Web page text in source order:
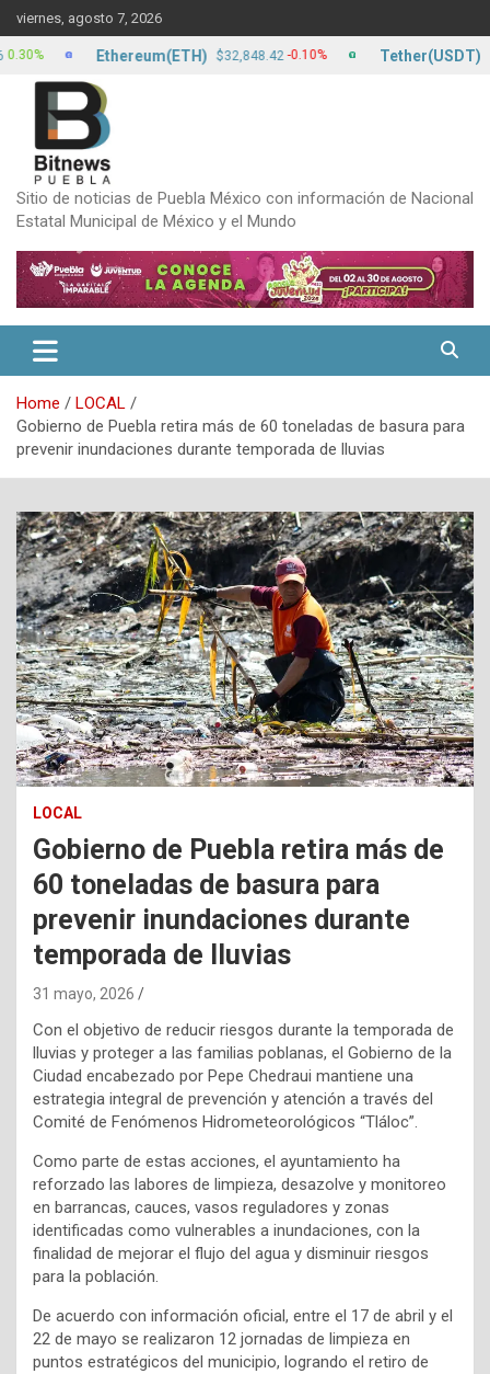
Skip
to
content
viernes, agosto 7, 2026
Sitio de noticias de Puebla México con información de Nacional
Estatal Municipal de México y el Mundo
Home
LOCAL
Gobierno de Puebla retira más de 60 toneladas de basura para
prevenir inundaciones durante temporada de lluvias
LOCAL
Gobierno de Puebla retira más de
60 toneladas de basura para
prevenir inundaciones durante
temporada de lluvias
31 mayo, 2026
Con el objetivo de reducir riesgos durante la temporada de
lluvias y proteger a las familias poblanas, el Gobierno de la
Ciudad encabezado por Pepe Chedraui mantiene una
estrategia integral de prevención y atención a través del
Comité de Fenómenos Hidrometeorológicos “Tláloc”.
Como parte de estas acciones, el ayuntamiento ha
reforzado las labores de limpieza, desazolve y monitoreo
en barrancas, cauces, vasos reguladores y zonas
identificadas como vulnerables a inundaciones, con la
finalidad de mejorar el flujo del agua y disminuir riesgos
para la población.
De acuerdo con información oficial, entre el 17 de abril y el
22 de mayo se realizaron 12 jornadas de limpieza en
puntos estratégicos del municipio, logrando el retiro de
Ethereum(ETH) $32,848.42 -0.10% Tether(USDT)